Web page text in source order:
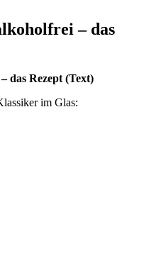
– das
das Rezept (Text)
im Glas: